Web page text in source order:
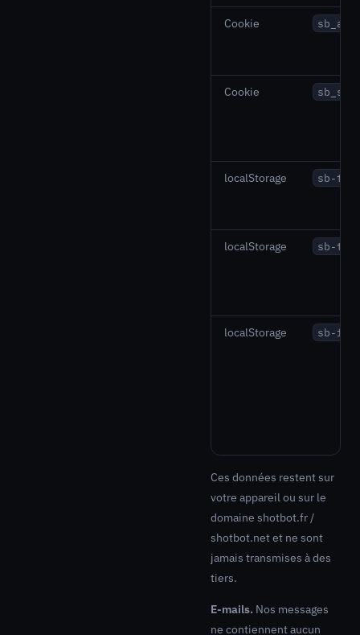
Cookie
Cookie
localStorage sb-
localStorage sb-
localStorage sb-
Ces données restent sur
votre appareil ou sur le
domaine shotbot.fr /
shotbot.net et ne sont
jamais transmises à des
tiers.
E-mails. Nos messages
ne contiennent aucun